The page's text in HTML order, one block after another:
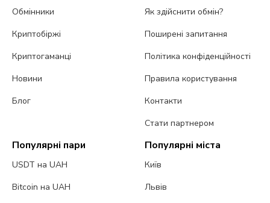
Обмінники
Криптобіржі
Криптогаманці
Новини
Блог
Як здійснити обмін?
Поширені запитання
Політика конфіденційності
Правила користування
Контакти
Стати партнером
Популярні пари
USDT на UAH
Bitcoin на UAH
Популярні міста
Київ
Львів